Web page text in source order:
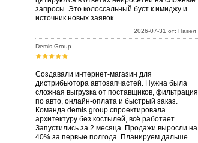
запросы. Это колоссальный буст к имиджу и
источник новых заявок
2026-07-31 от: Павел
Demis Group
Создавали интернет-магазин для
дистрибьютора автозапчастей. Нужна была
сложная выгрузка от поставщиков, фильтрация
по авто, онлайн-оплата и быстрый заказ.
Команда demis group спроектировала
архитектуру без костылей, всё работает.
Запустились за 2 месяца. Продажи выросли на
40% за первые полгода. Планируем дальше